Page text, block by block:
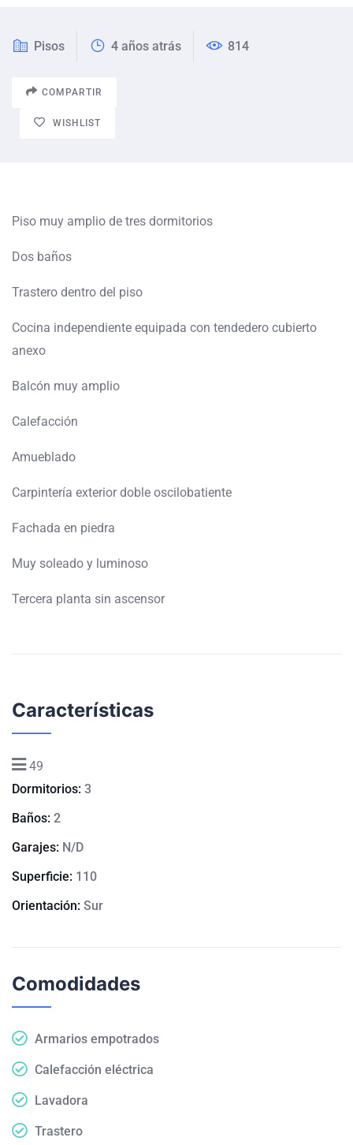
Pisos 4 años atrás 814
COMPARTIR
WISHLIST
Piso muy amplio de tres dormitorios
Dos baños
Trastero dentro del piso
Cocina independiente equipada con tendedero cubierto
anexo
Balcón muy amplio
Calefacción
Amueblado
Carpintería exterior doble oscilobatiente
Fachada en piedra
Muy soleado y luminoso
Tercera planta sin ascensor
Características
49
Dormitorios: 3
Baños: 2
Garajes: N/D
Superficie: 110
Orientación: Sur
Comodidades
Armarios empotrados
Calefacción eléctrica
Lavadora
Trastero